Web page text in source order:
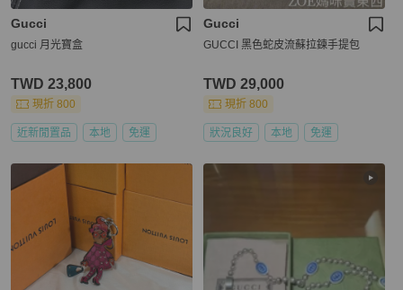
Gucci
gucci 月光寶盒
TWD 23,800
現折 800
近新閒置品 本地 免運
Gucci
GUCCI 黑色蛇皮流蘇拉鍊手提包
TWD 29,000
現折 800
狀況良好 本地 免運